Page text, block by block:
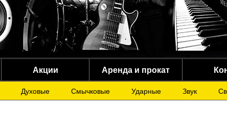
Акции Аренда и прокат
Духовые Смычковые Ударные Звук